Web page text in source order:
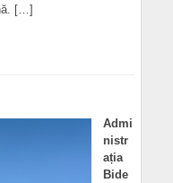
[…]
Admi
nistr
ația
Bide